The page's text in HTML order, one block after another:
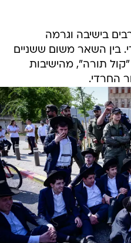
בישיבה וגרמה
בין השאר משום ששניים
תורה", מהישיבות
החרדי.